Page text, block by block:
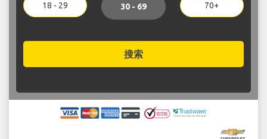
18 - 29 30 - 69 70+
搜索